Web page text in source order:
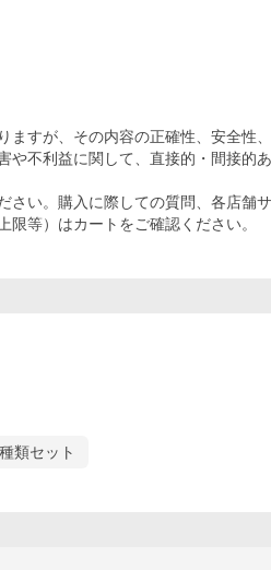
すが、その内容の正確性、安全性
や不利益に関して、直接的・間接
い。購入に際しての質問、各店舗
等）はカートをご確認ください。
類セット